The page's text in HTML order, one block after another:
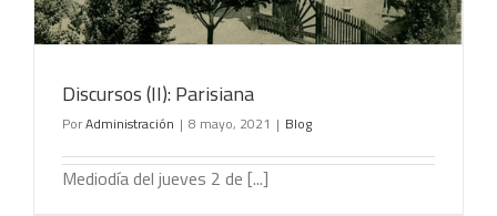
Discursos (II): Parisiana
PorAdministración | 8 mayo, 2021 | Blog
Mediodía del jueves 2 de [...]